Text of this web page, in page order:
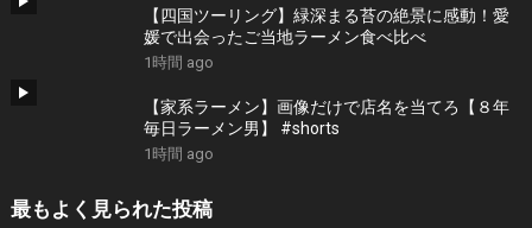
【四国ツーリング】緑深まる苔の絶景に感動！愛
媛で出会ったご当地ラーメン食べ比べ
1時間 ago
【家系ラーメン】画像だけで店名を当てろ【８年
毎日ラーメン男】 #shorts
1時間 ago
最もよく見られた投稿